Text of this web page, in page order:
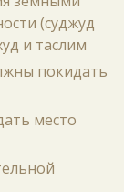
(суджуд
и таслим
покидать
место